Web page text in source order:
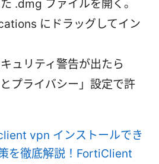
.dmg ファイルを開く。
にドラッグしてイン
ュリティ警告が出たら
とプライバシー」設定で許
vpn インストールでき
を徹底解説！FortiClient